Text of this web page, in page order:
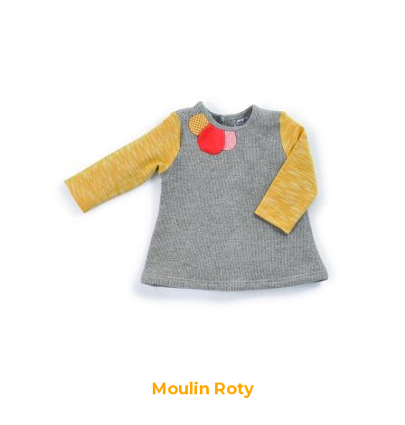
Moulin Roty